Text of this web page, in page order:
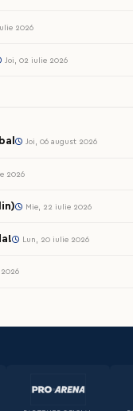
2026
Joi, 02 iulie 2026
Joi, 06 august 2026
2026
Mie, 22 iulie 2026
Lun, 20 iulie 2026